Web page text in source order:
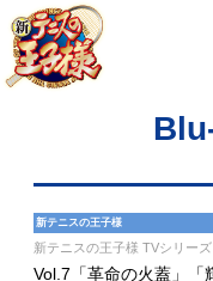
新テニスの王子様
新テニスの王子様 TVシリーズ
Vol.7「革命の火蓋」「